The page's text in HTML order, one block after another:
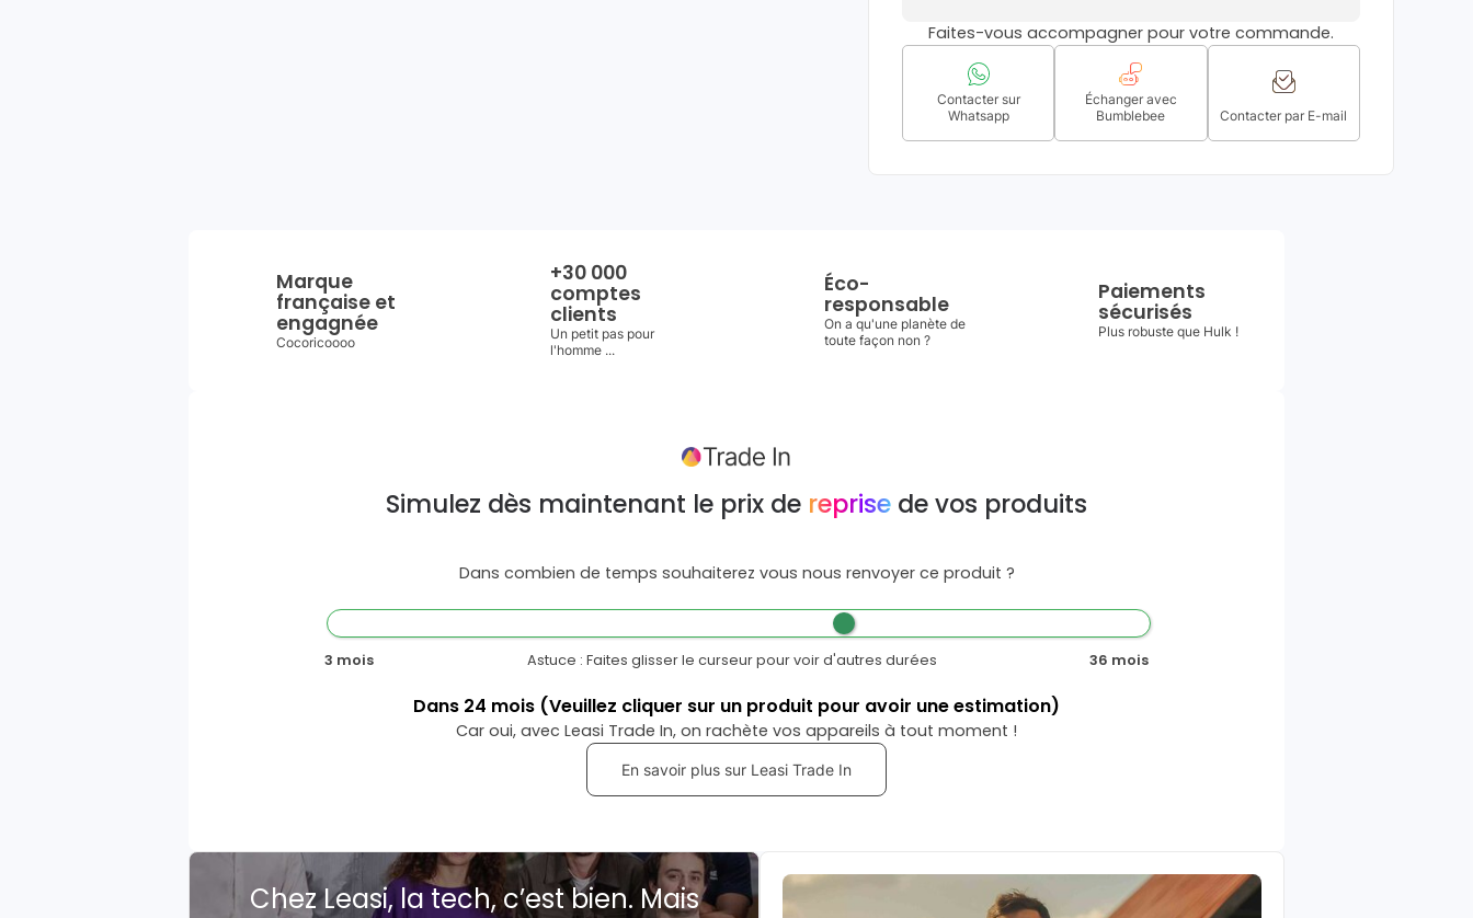
Faites-vous accompagner pour votre commande.
Contacter sur
Whatsapp
Échanger avec
Bumblebee
Contacter par E-mail
Marque
française et
engagnée
Cocoricoooo
+30 000
comptes
clients
Un petit pas pour
l'homme ...
Éco-
responsable
On a qu'une planète de
toute façon non ?
Paiements
sécurisés
Plus robuste que Hulk !
Simulez dès maintenant le prix de reprise de vos produits
Dans combien de temps souhaiterez vous nous renvoyer ce produit ?
3 mois Astuce : Faites glisser le curseur pour voir d'autres durées 36 mois
Dans 24 mois (Veuillez cliquer sur un produit pour avoir une estimation)
Car oui, avec Leasi Trade In, on rachète vos appareils à tout moment !
En savoir plus sur Leasi Trade In
Chez Leasi, la tech, c’est bien. Mais